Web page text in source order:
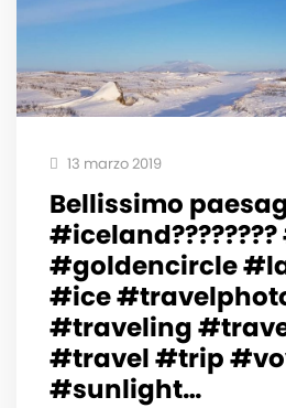
13 marzo 2019
Bellissimo
#goldencircle
#ice
#traveling
#travel #trip
#sunlight…